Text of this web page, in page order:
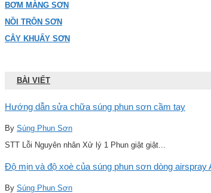
BƠM MÀNG SƠN
NỒI TRỘN SƠN
CÂY KHUẤY SƠN
BÀI VIẾT
Hướng dẫn sửa chữa súng phun sơn cầm tay
By Súng Phun Sơn
STT Lỗi Nguyên nhân Xử lý 1 Phun giật giật...
Độ mịn và độ xoè của súng phun sơn dòng airspray
By Súng Phun Sơn